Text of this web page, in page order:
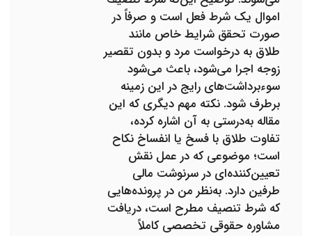
اموال یک شرط فعل است و صرفاً در
صورت تحقق شرایط خاص مانند
طلاق به درخواست مرد و بدون تقصیر
زوجه اجرا می‌شود، باعث می‌شود
سوءبرداشت‌های رایج در این زمینه
برطرف شود. نکته مهم دیگری که این
مقاله به‌درستی به آن اشاره کرده،
تفاوت طلاق با فسخ یا انفساخ نکاح
است؛ موضوعی که در عمل نقش
تعیین‌کننده‌ای در سرنوشت مالی
طرفین دارد. به‌نظر من در پرونده‌هایی
که شرط تنصیف مطرح است، دریافت
مشاوره حقوقی تخصصی کاملاً